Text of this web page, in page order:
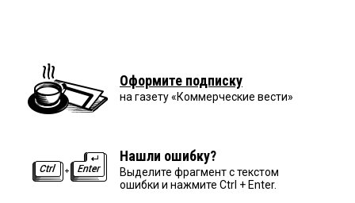
Оформите подписку
на газету «Коммерческие вести»
Нашли ошибку?
Выделите фрагмент с текстом
ошибки и нажмите Ctrl + Enter.